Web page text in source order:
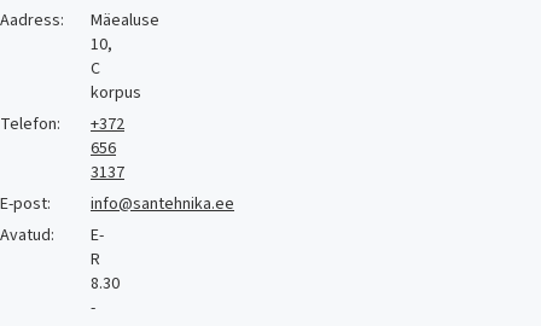
Aadress:
Mäealuse
10,
C
korpus
Telefon:
+372
656
3137
E-post:
info@santehnika.ee
Avatud:
E-
R
8.30
-